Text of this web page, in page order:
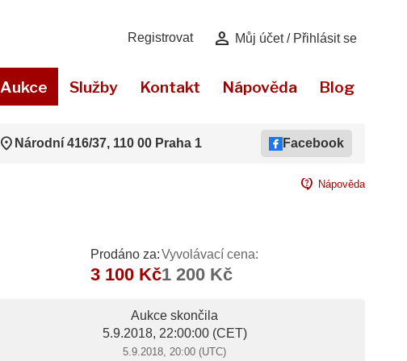
Registrovat person Můj účet / Přihlásit se
Aukce Služby Kontakt Nápověda Blog
location_on Národní 416/37, 110 00 Praha 1 Facebook
contact_support Nápověda
Prodáno za:
3 100 Kč
Vyvolávací cena:
1 200 Kč
Aukce skončila
5.9.2018, 22:00:00(CET)
5.9.2018, 20:00 (UTC)